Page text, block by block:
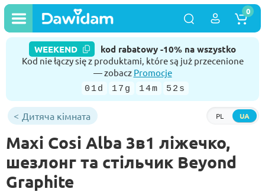
WEEKEND kod rabatowy -10% na wszystko
Kod nie łączy się z produktami, które są już przecenione
— zobacz Promocje
01d 17g 14m 51s
PL UA
0
Дитяча кімната
Maxi Cosi Alba 3в1 ліжечко,
шезлонг та стільчик Beyond
Graphite